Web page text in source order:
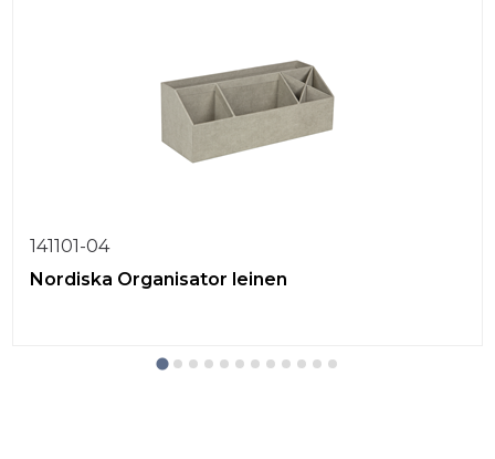
141101-04
Nordiska Organisator leinen